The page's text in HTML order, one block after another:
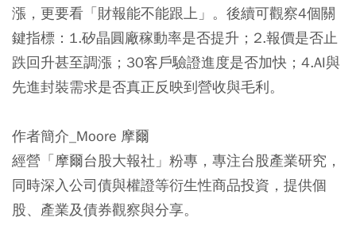
漲，更要看「財報能不能跟上」。後續可觀察4個關
鍵指標：1.矽晶圓廠稼動率是否提升；2.報價是否止
跌回升甚至調漲；30客戶驗證進度是否加快；4.AI與
先進封裝需求是否真正反映到營收與毛利。
作者簡介_Moore 摩爾
經營「摩爾台股大報社」粉專，專注台股產業研究，
同時深入公司債與權證等衍生性商品投資，提供個
股、產業及債券觀察與分享。